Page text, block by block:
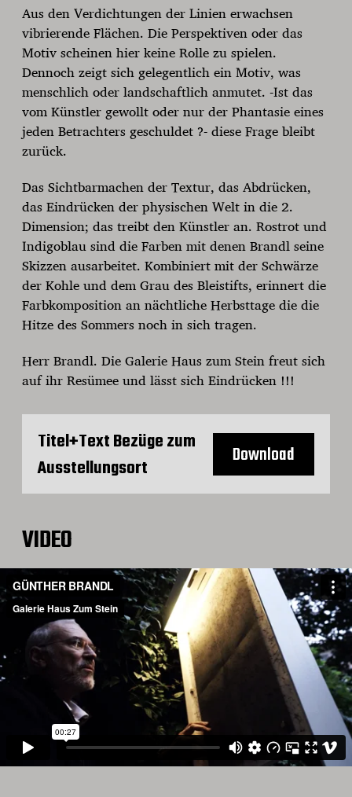
Aus den Verdichtungen der Linien erwachsen
vibrierende Flächen. Die Perspektiven oder das
Motiv scheinen hier keine Rolle zu spielen.
Dennoch zeigt sich gelegentlich ein Motiv, was
menschlich oder landschaftlich anmutet. -Ist das
vom Künstler gewollt oder nur der Phantasie eines
jeden Betrachters geschuldet ?- diese Frage bleibt
zurück.
Das Sichtbarmachen der Textur, das Abdrücken,
das Eindrücken der physischen Welt in die 2.
Dimension; das treibt den Künstler an. Rostrot und
Indigoblau sind die Farben mit denen Brandl seine
Skizzen ausarbeitet. Kombiniert mit der Schwärze
der Kohle und dem Grau des Bleistifts, erinnert die
Farbkomposition an nächtliche Herbsttage die die
Hitze des Sommers noch in sich tragen.
Herr Brandl. Die Galerie Haus zum Stein freut sich
auf ihr Resümee und lässt sich Eindrücken !!!
Titel+Text Bezüge zum
Ausstellungsort
Download
VIDEO